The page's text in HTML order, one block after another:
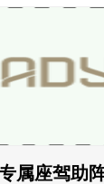
属座驾助